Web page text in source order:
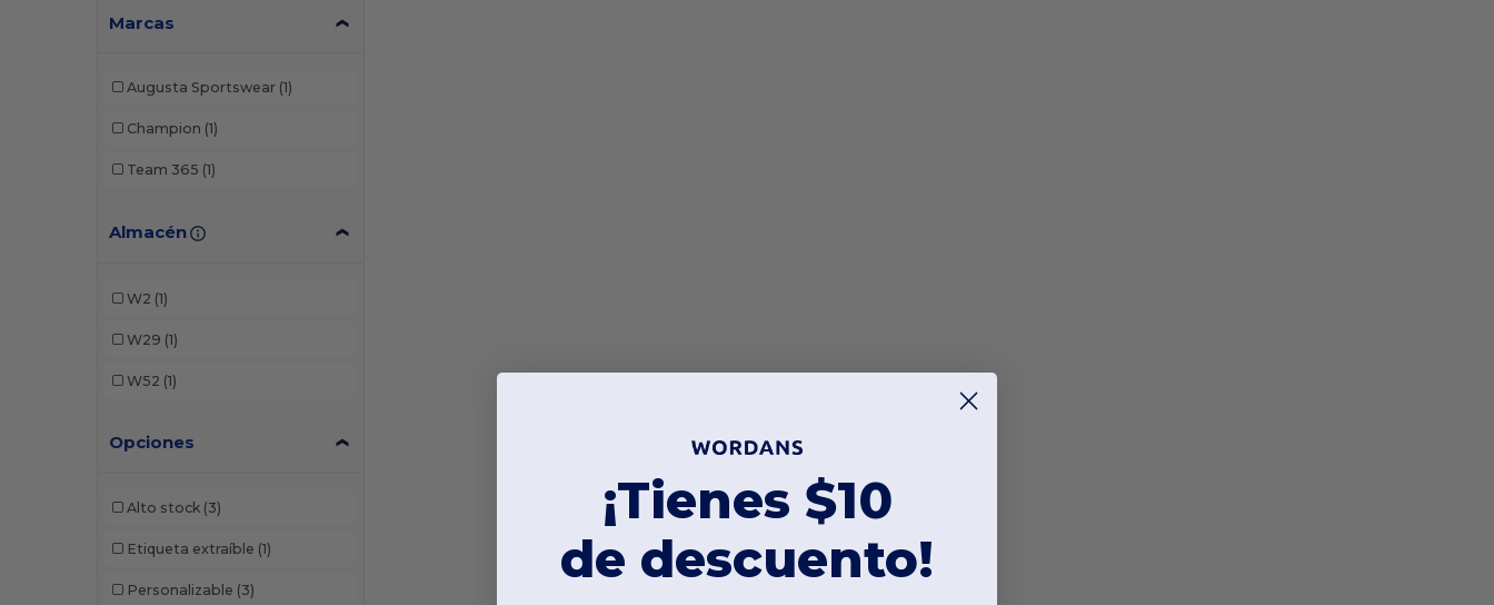
Marcas
Augusta Sportswear (1)
Champion (1)
Team 365 (1)
Almacén
W2 (1)
W29 (1)
W52 (1)
Opciones
Alto stock (3)
Etiqueta extraíble (1)
Personalizable (3)
¡Tienes $10
de descuento!